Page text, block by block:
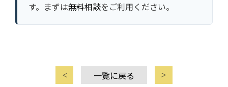
す。まずは無料相談をご利用ください。
一覧に戻る